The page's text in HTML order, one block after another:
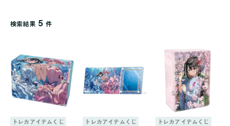
検索結果 5 件
トレカアイテムくじ トレカアイテムくじ トレカアイテムくじ